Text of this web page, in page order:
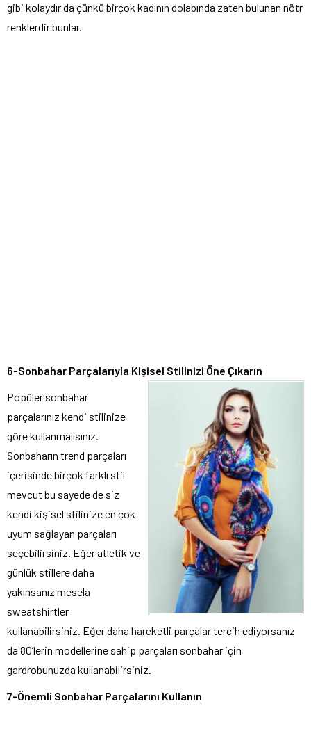
gibi kolaydır da çünkü birçok kadının dolabında zaten bulunan nötr
renklerdir bunlar.
6-Sonbahar Parçalarıyla Kişisel Stilinizi Öne Çıkarın
Popüler sonbahar
parçalarınız kendi stilinize
göre kullanmalısınız.
Sonbaharın trend parçaları
içerisinde birçok farklı stil
mevcut bu sayede de siz
kendi kişisel stilinize en çok
uyum sağlayan parçaları
seçebilirsiniz. Eğer atletik ve
günlük stillere daha
yakınsanız mesela
sweatshirtler
kullanabilirsiniz. Eğer daha hareketli parçalar tercih ediyorsanız
da 80’lerin modellerine sahip parçaları sonbahar için
gardrobunuzda kullanabilirsiniz.
7-Önemli Sonbahar Parçalarını Kullanın